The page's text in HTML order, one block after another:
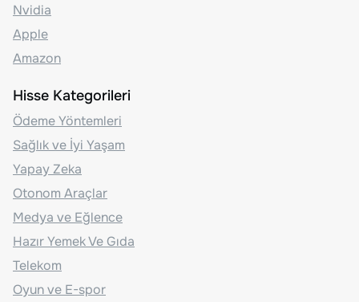
Nvidia
Apple
Amazon
Hisse Kategorileri
Ödeme Yöntemleri
Sağlık ve İyi Yaşam
Yapay Zeka
Otonom Araçlar
Medya ve Eğlence
Hazır Yemek Ve Gıda
Telekom
Oyun ve E-spor